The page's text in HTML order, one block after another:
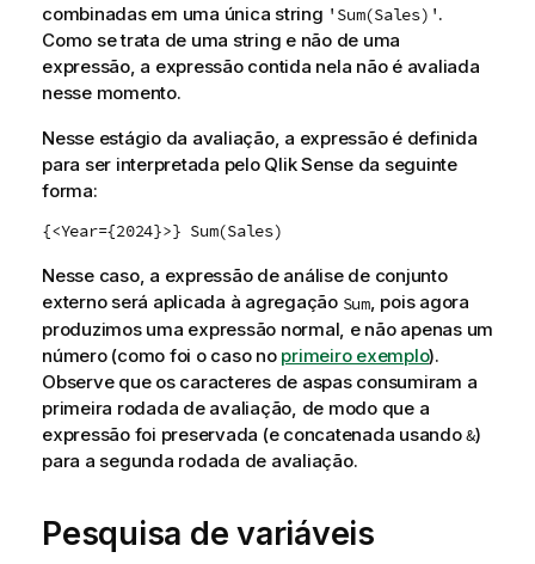
combinadas em uma única string 'Sum(Sales)'.
Como se trata de uma string e não de uma
expressão, a expressão contida nela não é avaliada
nesse momento.
Nesse estágio da avaliação, a expressão é definida
para ser interpretada pelo Qlik Senseda seguinte
forma:
{<Year={2024}>} Sum(Sales)
Nesse caso, a expressão de análise de conjunto
externo será aplicada à agregação Sum, pois agora
produzimos uma expressão normal, e não apenas um
número (como foi o caso no primeiro exemplo).
Observe que os caracteres de aspas consumiram a
primeira rodada de avaliação, de modo que a
expressão foi preservada (e concatenada usando&)
para a segunda rodada de avaliação.
Pesquisa de variáveis